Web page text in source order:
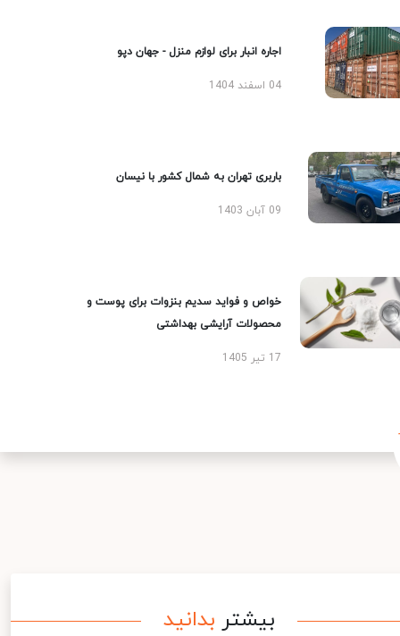
اجاره انبار برای لوازم منزل - جهان دپو
04 اسفند 1404
باربری تهران به شمال کشور با نیسان
09 آبان 1403
خواص و فواید سدیم بنزوات برای پوست و
محصولات آرایشی بهداشتی
17 تیر 1405
بیشتر بدانید